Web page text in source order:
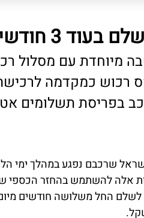
3 חודשים
מיוחדת עם מסלול
רכוש כמקדמה
שרכבם נפגע במהלך ימי
אלה להשתמש בהחזר
החל משלושה חודשים